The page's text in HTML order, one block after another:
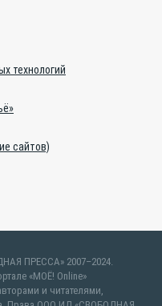
технологий
сайтов)
ПРЕССА» 2007–2024.
«МОЁ! Online»
и читателями,